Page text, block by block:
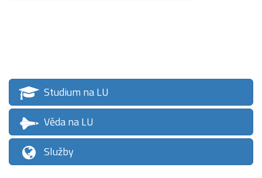
Studium na LU
Věda na LU
Služby